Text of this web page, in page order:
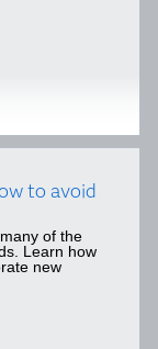
to avoid
of the
Learn how
new